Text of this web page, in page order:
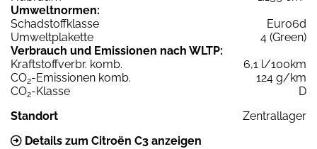
Umweltnormen:
Schadstoffklasse
Euro6d
Umweltplakette
4 (Green)
Verbrauch und Emissionen nach WLTP:
Kraftstoffverbr. komb.
6,1 l/100km
CO2-Emissionen komb.
124 g/km
CO2-Klasse
D
Standort
Zentrallager
Details zum Citroën C3 anzeigen